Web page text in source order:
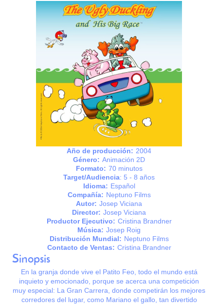
Año de producción: 2004
Género: Animación 2D
Formato: 70 minutos
Target/Audiencia: 5 - 8 años
Idioma: Español
Compañía: Neptuno Films
Autor: Josep Viciana
Director: Josep Viciana
Productor Ejecutivo: Cristina Brandner
Música: Josep Roig
Distribución Mundial: Neptuno Films
Contacto de Ventas: Cristina Brandner
Sinopsis
En la granja donde vive el Patito Feo, todo el mundo está
inquieto y emocionado, porque se acerca una competición
muy especial: La Gran Carrera, donde competirán los mejores
corredores del lugar, como Mariano el gallo, tan divertido